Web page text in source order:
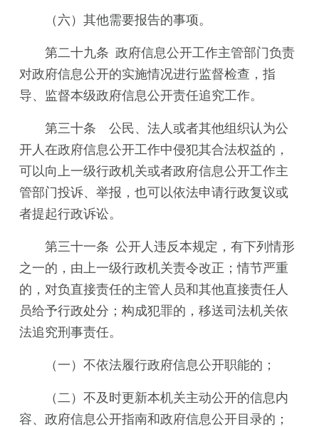
（六）其他需要报告的事项。
第二十九条 政府信息公开工作主管部门负责
对政府信息公开的实施情况进行监督检查，指
导、监督本级政府信息公开责任追究工作。
第三十条 公民、法人或者其他组织认为公
开人在政府信息公开工作中侵犯其合法权益的，
可以向上一级行政机关或者政府信息公开工作主
管部门投诉、举报，也可以依法申请行政复议或
者提起行政诉讼。
第三十一条 公开人违反本规定，有下列情形
之一的，由上一级行政机关责令改正；情节严重
的，对负直接责任的主管人员和其他直接责任人
员给予行政处分；构成犯罪的，移送司法机关依
法追究刑事责任。
（一）不依法履行政府信息公开职能的；
（二）不及时更新本机关主动公开的信息内
容、政府信息公开指南和政府信息公开目录的；